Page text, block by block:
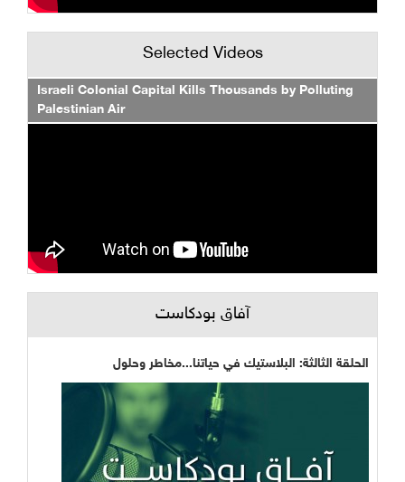
Selected Videos
Israeli Colonial Capital Kills Thousands by Polluting
Palestinian Air
آفاق بودكاست
الحلقة الثالثة: البلاستيك في حياتنا...مخاطر وحلول